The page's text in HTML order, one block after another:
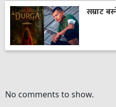
सम्राट
No comments to show.